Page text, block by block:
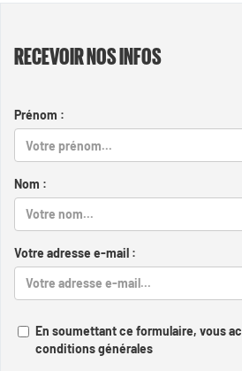
RECEVOIR NOS INFOS
Prénom :
Nom :
Votre adresse e-mail :
En soumettant ce formulaire, vous
conditions générales